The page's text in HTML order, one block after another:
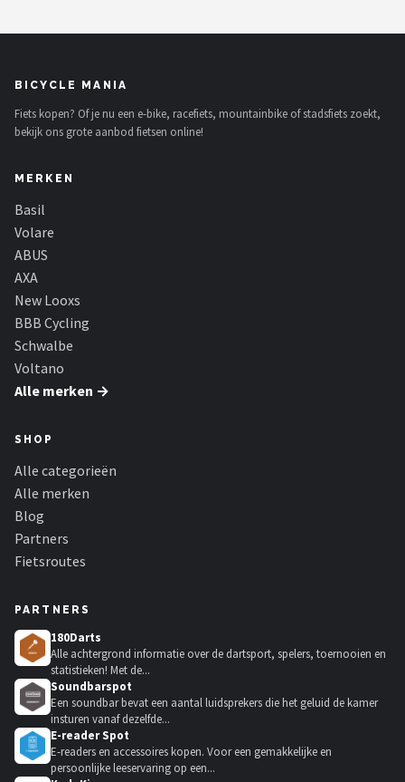
BICYCLE MANIA
Fiets kopen? Of je nu een e-bike, racefiets, mountainbike of stadsfiets zoekt,
bekijk ons grote aanbod fietsen online!
MERKEN
Basil
Volare
ABUS
AXA
New Looxs
BBB Cycling
Schwalbe
Voltano
Alle merken →
SHOP
Alle categorieën
Alle merken
Blog
Partners
Fietsroutes
PARTNERS
180Darts
Alle achtergrond informatie over de dartsport, spelers, toernooien en
statistieken! Met de...
Soundbarspot
Een soundbar bevat een aantal luidsprekers die het geluid de kamer
insturen vanaf dezelfde...
E-reader Spot
E-readers en accessoires kopen. Voor een gemakkelijke en
persoonlijke leeservaring op een...